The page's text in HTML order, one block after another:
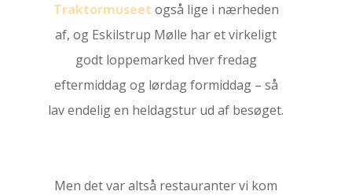
Traktormuseet også lige i nærheden
af, og Eskilstrup Mølle har et virkeligt
godt loppemarked hver fredag
eftermiddag og lørdag formiddag – så
lav endelig en heldagstur ud af besøget.
Men det var altså restauranter vi kom